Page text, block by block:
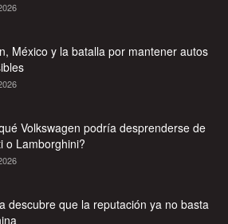
México y la batalla por mantener autos
Volkswagen podría desprenderse de
o Lamborghini?
descubre que la reputación ya no basta